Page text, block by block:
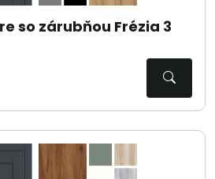
so zárubňou Frézia 3